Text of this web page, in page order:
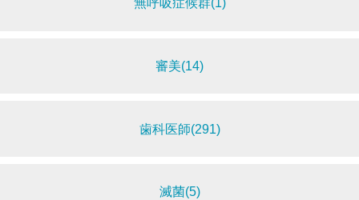
無呼吸症候群(1)
審美(14)
歯科医師(291)
滅菌(5)